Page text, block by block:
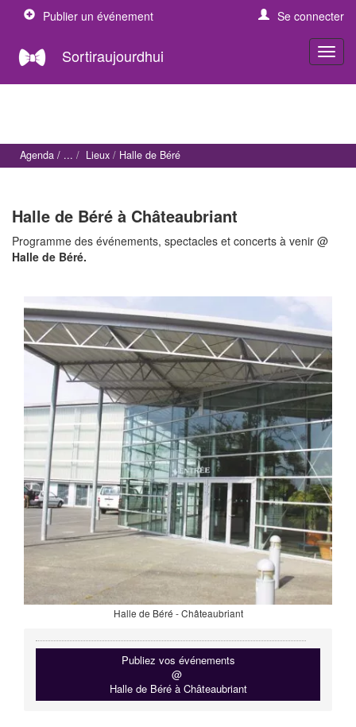
Publier un événement Se connecter
Sortiraujourdhui
Agenda Lieux Halle de Béré
Halle de Béré à Châteaubriant
Programme des événements, spectacles et concerts à venir @
Halle de Béré.
Halle de Béré - Châteaubriant
Publiez vos événements
@
Halle de Béré à Châteaubriant